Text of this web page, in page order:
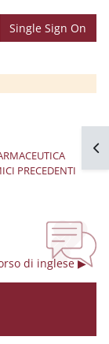
Single Sign On
PRECEDENTI
di inglese ▶︎